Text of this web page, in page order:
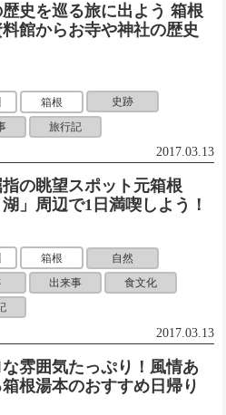
史を巡る旅に出よう 箱根
館からお寺や神社の歴史
箱根
史跡
旅行記
2017.03.13
の眺望スポット元箱根
湖」周辺で1日満喫しよう！
箱根
自然
出来事
食文化
2017.03.13
な雰囲気たっぷり！風情あ
根湯本のおすすめ日帰り